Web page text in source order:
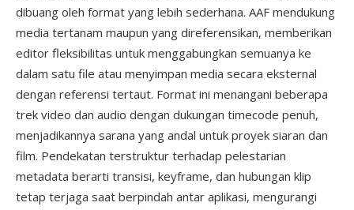
dibuang oleh format yang lebih sederhana. AAF mendukung
media tertanam maupun yang direferensikan, memberikan
editor fleksibilitas untuk menggabungkan semuanya ke
dalam satu file atau menyimpan media secara eksternal
dengan referensi tertaut. Format ini menangani beberapa
trek video dan audio dengan dukungan timecode penuh,
menjadikannya sarana yang andal untuk proyek siaran dan
film. Pendekatan terstruktur terhadap pelestarian
metadata berarti transisi, keyframe, dan hubungan klip
tetap terjaga saat berpindah antar aplikasi, mengurangi